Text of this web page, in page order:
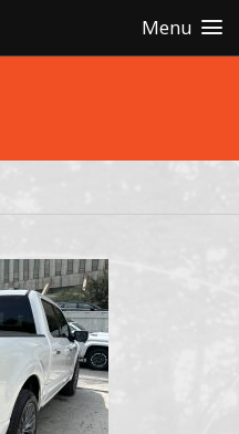
Menu